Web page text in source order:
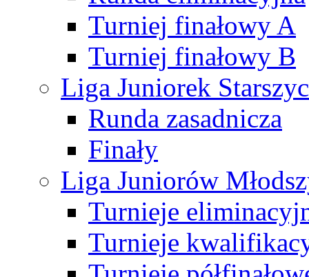
Turniej finałowy A
Turniej finałowy B
Liga Juniorek
Runda zasadnicza
Finały
Liga Juniorów
Turnieje
Turnieje